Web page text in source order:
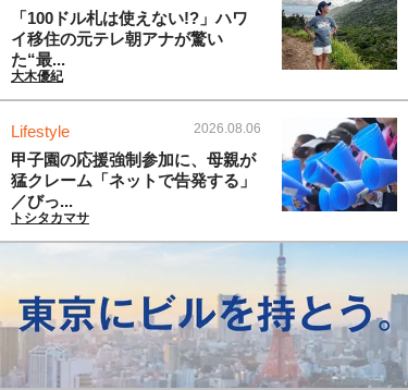
「100ドル札は使えない!?」ハワ
イ移住の元テレ朝アナが驚い
た“最...
大木優紀
Lifestyle 2026.08.06
甲子園の応援強制参加に、母親が
猛クレーム「ネットで告発する」
／びっ...
トシタカマサ